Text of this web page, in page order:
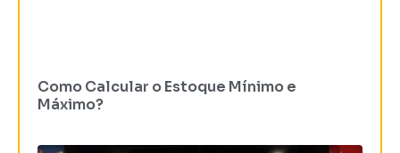
Como Calcular o Estoque Mínimo e
Máximo?